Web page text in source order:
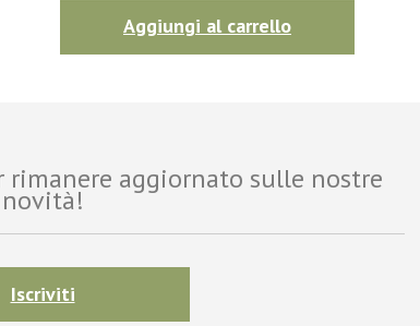
Aggiungi al carrello
aggiornato sulle nostre
novità!
Iscriviti